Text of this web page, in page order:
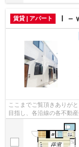
賃貸 | アパート Ｉ－
ここまでご覧頂きありが
目指し、各沿線の各不動
様へ提供しております！